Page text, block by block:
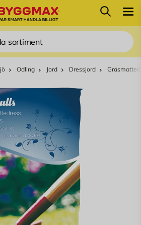
Sök
Odling Jord Dressjord